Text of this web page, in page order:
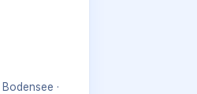
Bodensee ·